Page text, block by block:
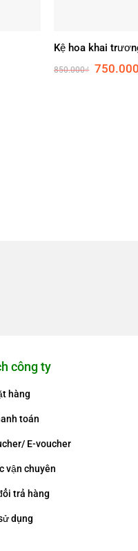
Kệ hoa khai
850.000₫ Original
750.000
công ty
hàng
toán
E-voucher
vận chuyên
trả hàng
dụng